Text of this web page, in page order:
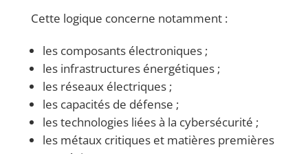
Cette logique concerne notamment :
les composants électroniques ;
les infrastructures énergétiques ;
les réseaux électriques ;
les capacités de défense ;
les technologies liées à la cybersécurité ;
les métaux critiques et matières premières